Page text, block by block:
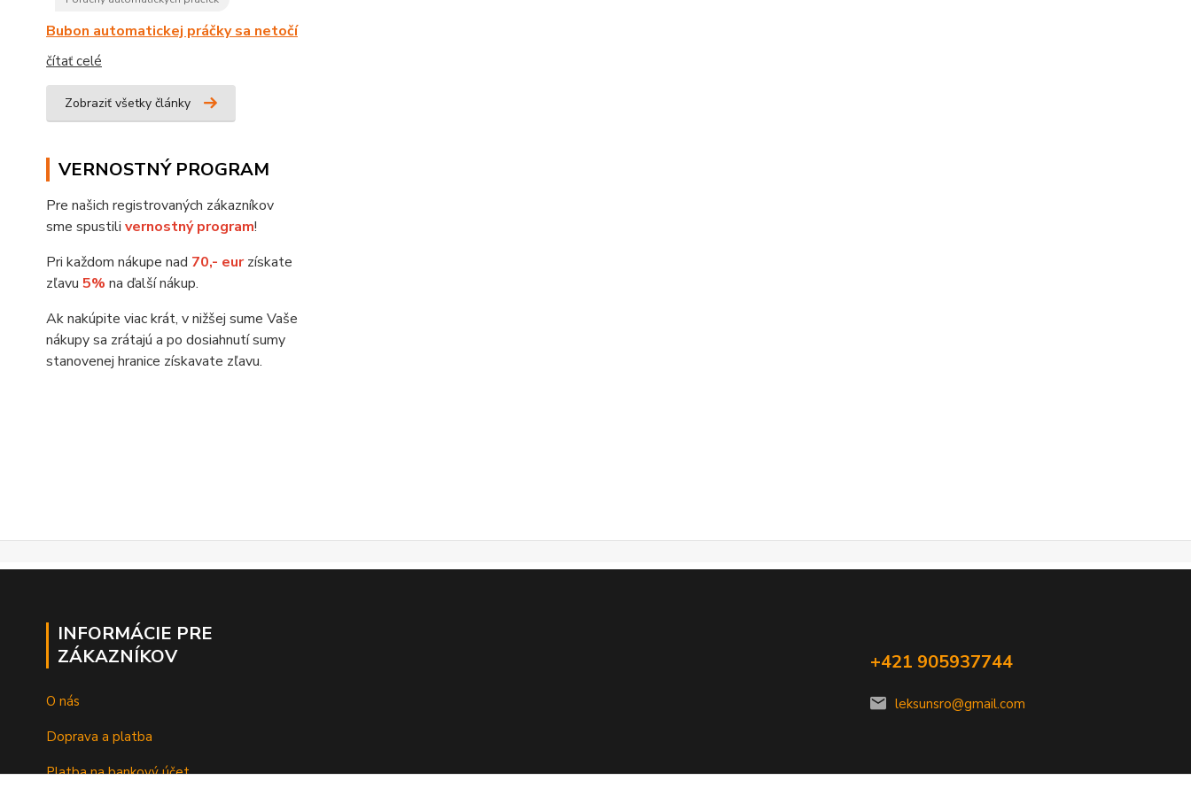
Bubon automatickej práčky sa netočí
čítať celé
Zobraziť všetky články
VERNOSTNÝ PROGRAM
Pre našich registrovaných zákazníkov
sme spustili vernostný program!
Pri každom nákupe nad 70,- eurzískate
zľavu 5% na ďalší nákup.
Ak nakúpite viac krát, v nižšej sume Vaše
nákupy sa zrátajú a po dosiahnutí sumy
stanovenej hranice získavate zľavu.
INFORMÁCIE PRE
ZÁKAZNÍKOV
O nás
Doprava a platba
Platba na bankový účet
+421 905937744
leksunsro@gmail.com